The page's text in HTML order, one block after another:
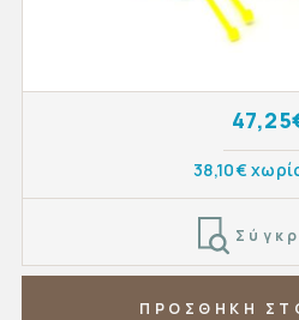
38,10€
ΠΡΟΣΘΗΚΗ